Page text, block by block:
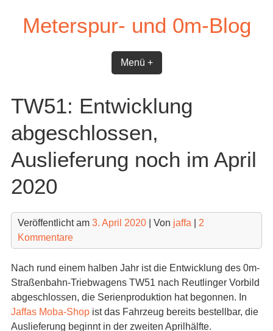
contentMeterspur- und 0m-Blog
Menü +
TW51: Entwicklung
abgeschlossen,
Auslieferung noch im April
2020
Veröffentlicht am 3. April 2020| Von jaffa
2
Kommentare
Nach rund einem halben Jahr ist die Entwicklung des 0m-
Straßenbahn-Triebwagens TW51 nach Reutlinger Vorbild
abgeschlossen, die Serienproduktion hat begonnen. In
Jaffas Moba-Shopist das Fahrzeug bereits bestellbar, die
Auslieferung beginnt in der zweiten Aprilhälfte.